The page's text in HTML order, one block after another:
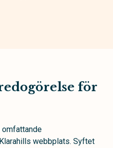
för
omfattande
webbplats. Syftet